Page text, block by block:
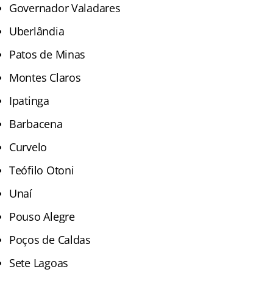
Governador Valadares
Uberlândia
Patos de Minas
Montes Claros
Ipatinga
Barbacena
Curvelo
Teófilo Otoni
Unaí
Pouso Alegre
Poços de Caldas
Sete Lagoas